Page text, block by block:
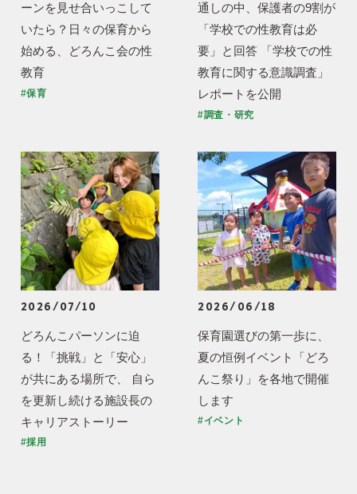
ーンを見せ合いっこして
いたら？日々の保育から
始める、どろんこ会の性
教育
#保育
通しの中、保護者の9割が
「学校での性教育は必
要」と回答 「学校での性
教育に関する意識調査」
レポートを公開
#調査・研究
2026/07/10
どろんこパーソンに迫
る！「挑戦」と「安心」
が共にある場所で、 自ら
を更新し続ける施設長の
キャリアストーリー
#採用
2026/06/18
保育園選びの第一歩に、
夏の恒例イベント「どろ
んこ祭り」を各地で開催
します
#イベント